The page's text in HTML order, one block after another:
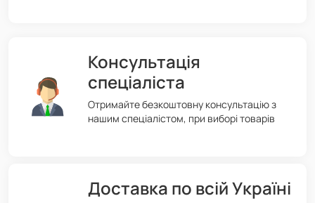
Консультація
спеціаліста
Отримайте безкоштовну консультацію з
нашим спеціалістом, при виборі товарів
Доставка по всій Україні